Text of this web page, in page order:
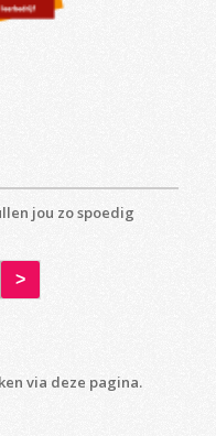
jou zo spoedig
via deze pagina.